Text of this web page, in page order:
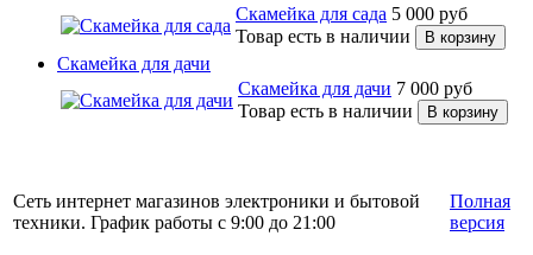
Скамейка для сада 5 000 руб
Товар есть в наличии
Скамейка для дачи
Скамейка для дачи 7 000 руб
Товар есть в наличии
Сеть интернет магазинов электроники и бытовой
техники. График работы с 9:00 до 21:00
Полная
версия